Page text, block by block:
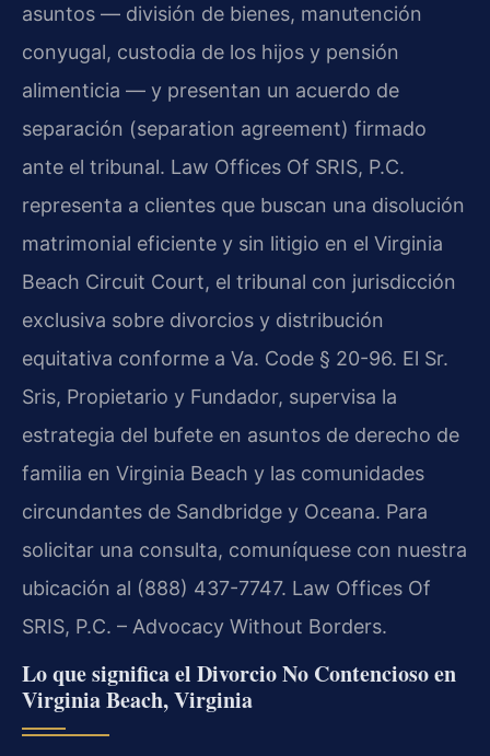
asuntos — división de bienes, manutención
conyugal, custodia de los hijos y pensión
alimenticia — y presentan un acuerdo de
separación (separation agreement) firmado
ante el tribunal. Law Offices Of SRIS, P.C.
representa a clientes que buscan una disolución
matrimonial eficiente y sin litigio en el Virginia
Beach Circuit Court, el tribunal con jurisdicción
exclusiva sobre divorcios y distribución
equitativa conforme a Va. Code § 20-96. El Sr.
Sris, Propietario y Fundador, supervisa la
estrategia del bufete en asuntos de derecho de
familia en Virginia Beach y las comunidades
circundantes de Sandbridge y Oceana. Para
solicitar una consulta, comuníquese con nuestra
ubicación al (888) 437-7747. Law Offices Of
SRIS, P.C. – Advocacy Without Borders.
Lo que significa el Divorcio No Contencioso en
Virginia Beach, Virginia